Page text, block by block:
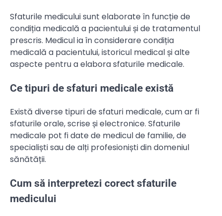
Sfaturile medicului sunt elaborate în funcție de
condiția medicală a pacientului și de tratamentul
prescris. Medicul ia în considerare condiția
medicală a pacientului, istoricul medical și alte
aspecte pentru a elabora sfaturile medicale.
Ce tipuri de sfaturi medicale există
Există diverse tipuri de sfaturi medicale, cum ar fi
sfaturile orale, scrise și electronice. Sfaturile
medicale pot fi date de medicul de familie, de
specialiști sau de alți profesioniști din domeniul
sănătății.
Cum să interpretezi corect sfaturile
medicului